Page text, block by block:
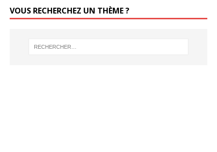
VOUS RECHERCHEZ UN THÈME ?